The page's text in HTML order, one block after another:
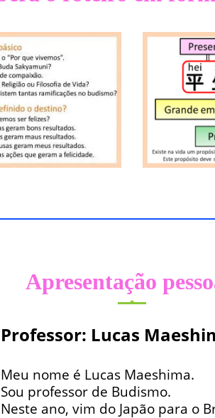
Apresentação
Professor: Lucas
Meu nome é Lucas Maeshima.
Sou professor de Budismo.
Neste ano, vim do Japão para o